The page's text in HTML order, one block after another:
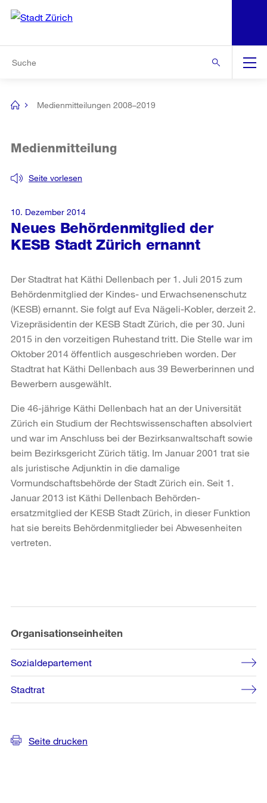
Navigation
[no
Medienmitteilungen 2008–2019
Neues Behördenmitglied der
KESB Stadt Zürich ernannt
Seite vorlesen
Medienmitteilung
10. Dezember 2014
Der Stadtrat hat Käthi Dellenbach per 1. Juli 2015 zum
Behördenmitglied der Kindes- und Erwachsenenschutz
(KESB) ernannt. Sie folgt auf Eva Nägeli-Kobler, derzeit 2.
Vizepräsidentin der KESB Stadt Zürich, die per 30. Juni
2015 in den vorzeitigen Ruhestand tritt. Die Stelle war im
Oktober 2014 öffentlich ausgeschrieben worden. Der
Stadtrat hat Käthi Dellenbach aus 39 Bewerberinnen und
Bewerbern ausgewählt.
Die 46-jährige Käthi Dellenbach hat an der Universität
Zürich ein Studium der Rechtswissenschaften absolviert
und war im Anschluss bei der Bezirksanwaltschaft sowie
beim Bezirksgericht Zürich tätig. Im Januar 2001 trat sie
als juristische Adjunktin in die damalige
Vormundschaftsbehörde der Stadt Zürich ein. Seit 1.
Januar 2013 ist Käthi Dellenbach Behörden-
ersatzmitglied der KESB Stadt Zürich, in dieser Funktion
hat sie bereits Behördenmitglieder bei Abwesenheiten
vertreten.
Organisationseinheiten
Sozialdepartement
Stadtrat
Seite drucken